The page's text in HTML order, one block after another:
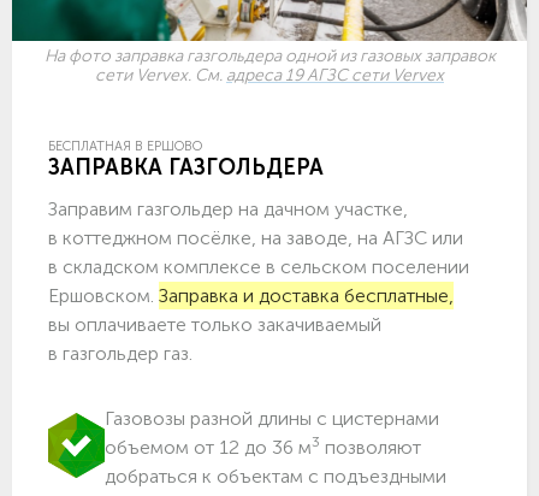
На фото заправка газгольдера одной из газовых заправок
сети Vervex. См. адреса 19 АГЗС сети Vervex
БЕСПЛАТНАЯ В ЕРШОВО
ЗАПРАВКА ГАЗГОЛЬДЕРА
Заправим газгольдер на дачном участке,
в коттеджном посёлке, на заводе, на АГЗС или
в складском комплексе в сельском поселении
Ершовском. Заправка и доставка бесплатные,
вы оплачиваете только закачиваемый
в газгольдер газ.
Газовозы разной длины с цистернами
объемом от 12 до 36 м3 позволяют
добраться к объектам c подъездными